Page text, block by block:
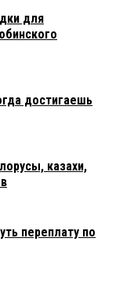
для
достигаешь
казахи,
переплату по